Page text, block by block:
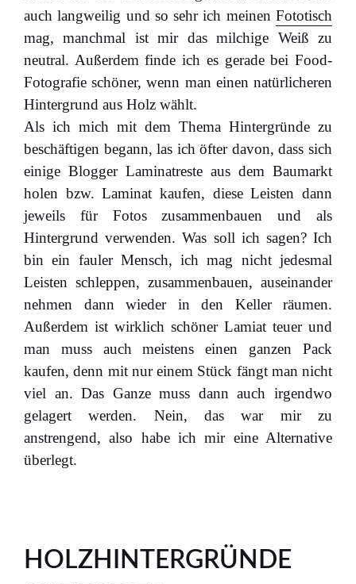
auch langweilig und so sehr ich meinen Fototisch
mag, manchmal ist mir das milchige Weiß zu
neutral. Außerdem finde ich es gerade bei Food-
Fotografie schöner, wenn man einen natürlicheren
Hintergrund aus Holz wählt.
Als ich mich mit dem Thema Hintergründe zu
beschäftigen begann, las ich öfter davon, dass sich
einige Blogger Laminatreste aus dem Baumarkt
holen bzw. Laminat kaufen, diese Leisten dann
jeweils für Fotos zusammenbauen und als
Hintergrund verwenden. Was soll ich sagen? Ich
bin ein fauler Mensch, ich mag nicht jedesmal
Leisten schleppen, zusammenbauen, auseinander
nehmen dann wieder in den Keller räumen.
Außerdem ist wirklich schöner Lamiat teuer und
man muss auch meistens einen ganzen Pack
kaufen, denn mit nur einem Stück fängt man nicht
viel an. Das Ganze muss dann auch irgendwo
gelagert werden. Nein, das war mir zu
anstrengend, also habe ich mir eine Alternative
überlegt.
HOLZHINTERGRÜNDE